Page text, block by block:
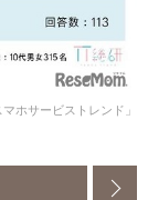
ホサービストレンド」